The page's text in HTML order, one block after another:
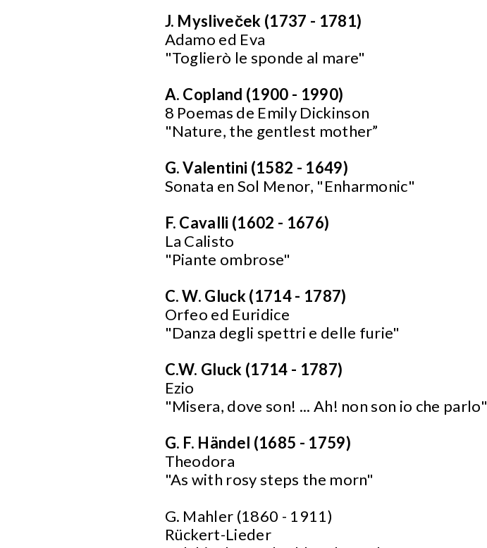
J. Mysliveček (1737 - 1781)
Adamo ed Eva
"Toglierò le sponde al mare"
A. Copland (1900 - 1990)
8 Poemas de Emily Dickinson
"Nature, the gentlest mother”
G. Valentini (1582 - 1649)
Sonata en Sol Menor, "Enharmonic"
F. Cavalli (1602 - 1676)
La Calisto
"Piante ombrose"
C. W. Gluck (1714 - 1787)
Orfeo ed Euridice
"Danza degli spettri e delle furie"
C.W. Gluck (1714 - 1787)
Ezio
"Misera, dove son! ... Ah! non son io che parlo"
G. F. Händel (1685 - 1759)
Theodora
"As with rosy steps the morn"
G. Mahler (1860 - 1911)
Rückert-Lieder